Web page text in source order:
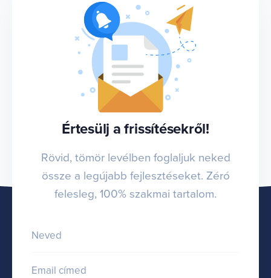
Értesülj a frissítésekről!
Rövid, tömör levélben foglaljuk neked
össze a legújabb fejlesztéseket. Zéró
felesleg, 100% szakmai tartalom.
Neved
Email címed